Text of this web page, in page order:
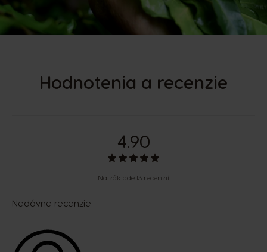
Hodnotenia a recenzie
4.90
Na základe 13 recenzií
Nedávne recenzie